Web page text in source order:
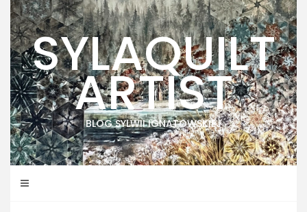
Skip
contentSYLAQUILT
ARTIST
BLOG SYLWII IGNATOWSKIEJ